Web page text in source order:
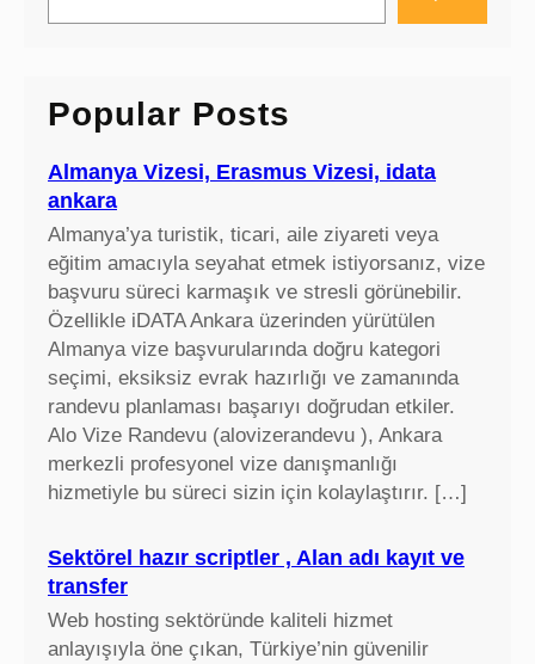
a
h
Popular Posts
Almanya Vizesi, Erasmus Vizesi, idata
ankara
Almanya’ya turistik, ticari, aile ziyareti veya
eğitim amacıyla seyahat etmek istiyorsanız, vize
başvuru süreci karmaşık ve stresli görünebilir.
Özellikle iDATA Ankara üzerinden yürütülen
Almanya vize başvurularında doğru kategori
seçimi, eksiksiz evrak hazırlığı ve zamanında
randevu planlaması başarıyı doğrudan etkiler.
Alo Vize Randevu (alovizerandevu ), Ankara
merkezli profesyonel vize danışmanlığı
hizmetiyle bu süreci sizin için kolaylaştırır. […]
Sektörel hazır scriptler , Alan adı kayıt ve
transfer
Web hosting sektöründe kaliteli hizmet
anlayışıyla öne çıkan, Türkiye’nin güvenilir